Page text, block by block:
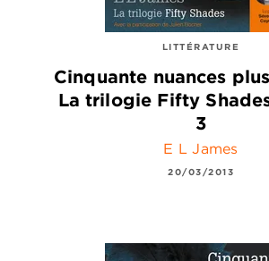
LITTÉRATURE
Cinquante nuances
La trilogie Fifty
3
E L James
20/03/2013